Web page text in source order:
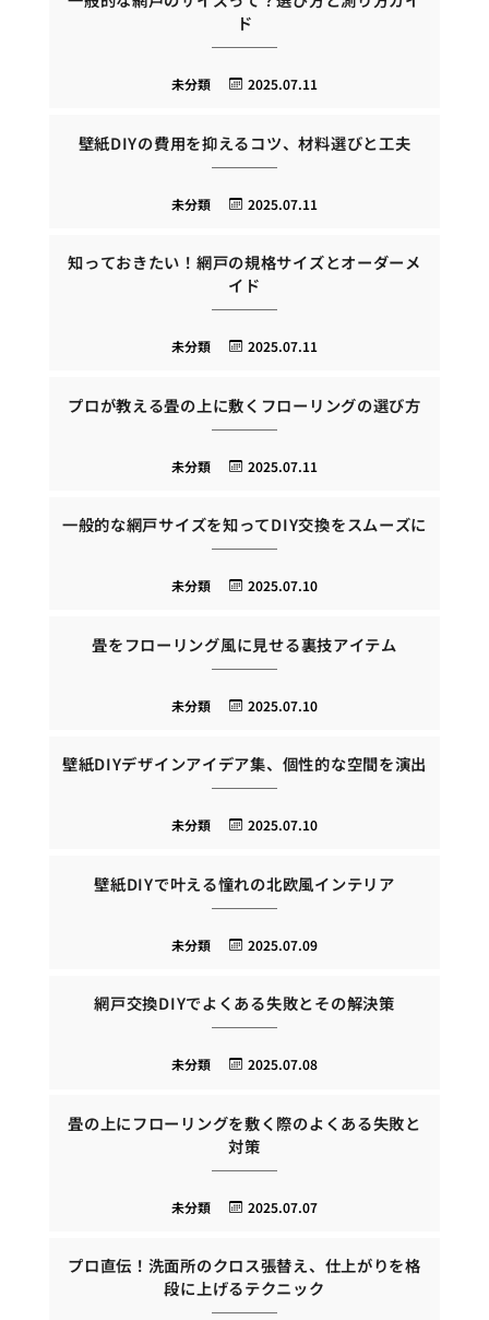
ド
2025.07.11
未分類
壁紙DIYの費用を抑えるコツ、材料選びと工夫
2025.07.11
未分類
知っておきたい！網戸の規格サイズとオーダーメ
イド
2025.07.11
未分類
プロが教える畳の上に敷くフローリングの選び方
2025.07.11
未分類
一般的な網戸サイズを知ってDIY交換をスムーズに
2025.07.10
未分類
畳をフローリング風に見せる裏技アイテム
2025.07.10
未分類
壁紙DIYデザインアイデア集、個性的な空間を演出
2025.07.10
未分類
壁紙DIYで叶える憧れの北欧風インテリア
2025.07.09
未分類
網戸交換DIYでよくある失敗とその解決策
2025.07.08
未分類
畳の上にフローリングを敷く際のよくある失敗と
対策
2025.07.07
未分類
プロ直伝！洗面所のクロス張替え、仕上がりを格
段に上げるテクニック